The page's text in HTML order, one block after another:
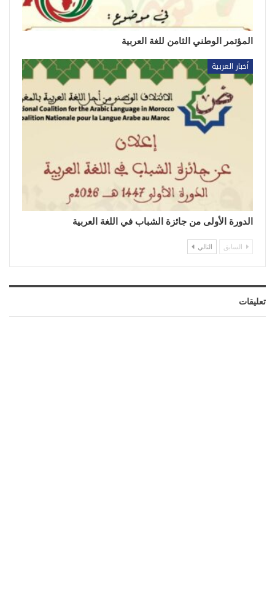
المؤتمر الوطني الثامن للغة العربية
أخبار العربية
الدورة الأولى من جائزة الشباب في اللغة العربية
السابق التالي
تعليقات